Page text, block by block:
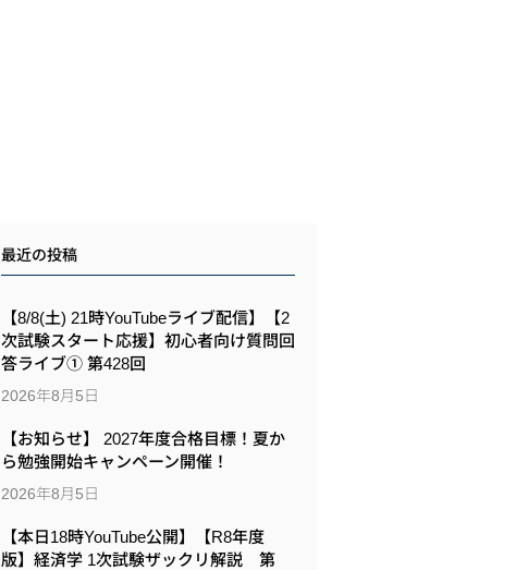
最近の投稿
【8/8(土) 21時YouTubeライブ配信】【2
次試験スタート応援】初心者向け質問回
答ライブ① 第428回
2026年8月5日
【お知らせ】 2027年度合格目標！夏か
ら勉強開始キャンペーン開催！
2026年8月5日
【本日18時YouTube公開】【R8年度
版】経済学 1次試験ザックリ解説 第